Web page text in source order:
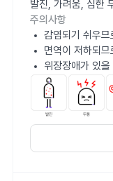
발진, 가려움, 심한
주의사항
감염되기 쉬우
면역이 저하되
위장장애가 있